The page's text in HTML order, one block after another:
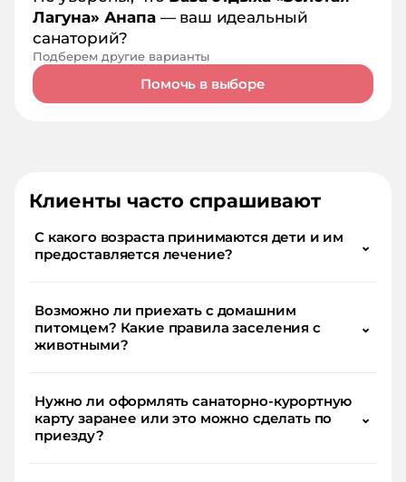
Лагуна» Анапа— ваш идеальный
санаторий?
Подберем другие варианты
Помочь в выборе
Клиенты часто спрашивают
С какого возраста принимаются дети и им
предоставляется лечение?
⌄
Возможно ли приехать с домашним
питомцем? Какие правила заселения с
животными?
⌄
Нужно ли оформлять санаторно-курортную
карту заранее или это можно сделать по
приезду?
⌄